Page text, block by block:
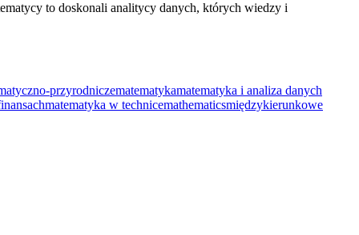
to doskonali analitycy danych, których wiedzy i
przyrodniczematematykamatematyka i analiza danych
matematyka w technicemathematicsmiędzykierunkowe